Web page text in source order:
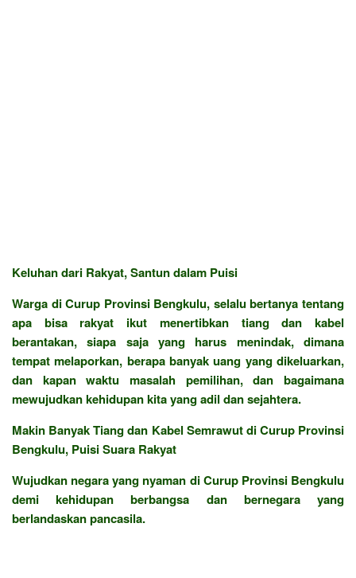
Keluhan dari Rakyat, Santun dalam Puisi
Warga di Curup Provinsi Bengkulu, selalu bertanya tentang
apa bisa rakyat ikut menertibkan tiang dan kabel
berantakan, siapa saja yang harus menindak, dimana
tempat melaporkan, berapa banyak uang yang dikeluarkan,
dan kapan waktu masalah pemilihan, dan bagaimana
mewujudkan kehidupan kita yang adil dan sejahtera.
Makin Banyak Tiang dan Kabel Semrawut di Curup Provinsi
Bengkulu, Puisi Suara Rakyat
Wujudkan negara yang nyaman di Curup Provinsi Bengkulu
demi kehidupan berbangsa dan bernegara yang
berlandaskan pancasila.